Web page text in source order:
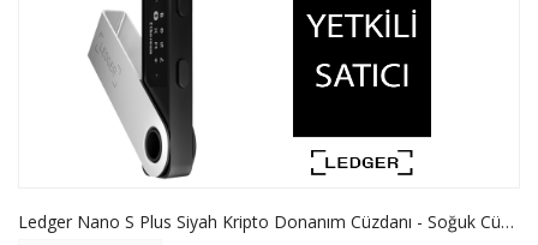
Ledger Nano S Plus Siyah Kripto Donanım Cüzdanı - Soğuk Cüzdan